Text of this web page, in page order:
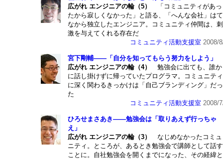
広がれ エンジニアの輪（5）
「コミュニティがあっ
たから寂しくなかった」と語る、「へんな会社」はて
なから独立したエンジニア。コミュニティ仲間は、刺
激を与えてくれる存在だ
コミュニティ活動支援室 2008/
宮下剛輔――「自分を知ってもらう努力をしよう」
広がれ エンジニアの輪（4）
勉強会に出ても、誰か
に話し掛けずに帰っていたプログラマ。コミュニティ
に深く関わるきっかけは「自己ブランディング」だっ
た
コミュニティ活動支援室 2008/
ひろせまさあき――勉強会は「取りあえず行っちゃ
え」
広がれ エンジニアの輪（3）
なじめなかったコミュ
ニティ。ところが、あるとき勉強会で講師として話す
ことに。自社勉強会を開くまでになった、その経緯と